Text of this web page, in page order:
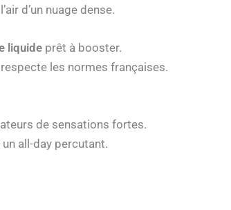
d’un nuage dense.
liquide prêt à booster.
les normes françaises.
de sensations fortes.
all-day percutant.